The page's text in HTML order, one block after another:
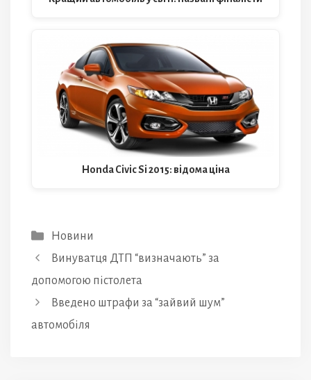
Honda Civic Si 2015: відома ціна
Категорії
Новини
Винуватця ДТП “визначають” за
допомогою пістолета
Введено штрафи за “зайвий шум”
автомобіля